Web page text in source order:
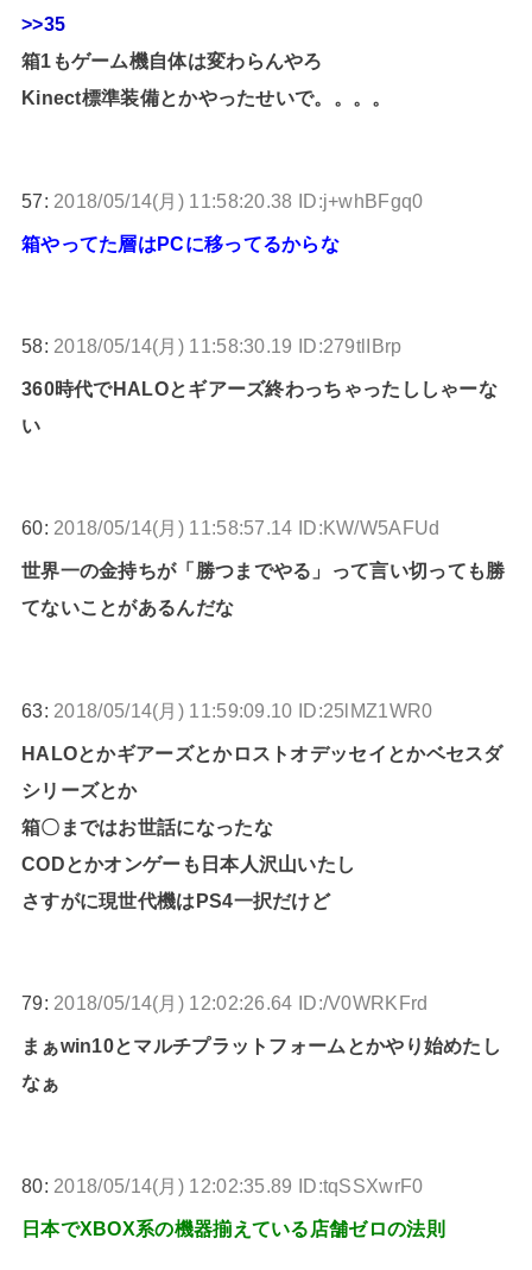
>>35
箱1もゲーム機自体は変わらんやろ
Kinect標準装備とかやったせいで。。。。
57: 2018/05/14(月) 11:58:20.38 ID:j+whBFgq0
箱やってた層はPCに移ってるからな
58: 2018/05/14(月) 11:58:30.19 ID:279tlIBrp
360時代でHALOとギアーズ終わっちゃったししゃーな
い
60: 2018/05/14(月) 11:58:57.14 ID:KW/W5AFUd
世界一の金持ちが「勝つまでやる」って言い切っても勝
てないことがあるんだな
63: 2018/05/14(月) 11:59:09.10 ID:25lMZ1WR0
HALOとかギアーズとかロストオデッセイとかベセスダ
シリーズとか
箱〇まではお世話になったな
CODとかオンゲーも日本人沢山いたし
さすがに現世代機はPS4一択だけど
79: 2018/05/14(月) 12:02:26.64 ID:/V0WRKFrd
まぁwin10とマルチプラットフォームとかやり始めたし
なぁ
80: 2018/05/14(月) 12:02:35.89 ID:tqSSXwrF0
日本でXBOX系の機器揃えている店舗ゼロの法則